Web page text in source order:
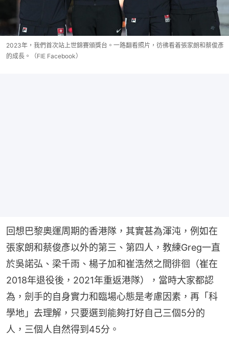
2023年，我們首次站上世錦賽頒獎台。一路翻看照片，彷彿看着張家朗和蔡俊彥
的成長。（FIE Facebook）
回想巴黎奧運周期的香港隊，其實甚為渾沌，例如在
張家朗和蔡俊彥以外的第三、第四人，教練Greg一直
於吳諾弘、梁千雨、楊子加和崔浩然之間徘徊（崔在
2018年退役後，2021年重返港隊），當時大家都認
為，劍手的自身實力和臨場心態是考慮因素，再「科
學地」去理解，只要選到能夠打好自己三個5分的
人，三個人自然得到45分。